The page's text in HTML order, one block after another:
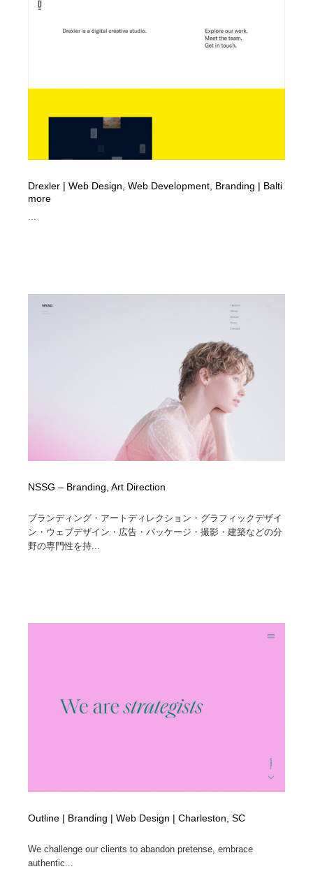
Drexler | Web Design, Web Development, Branding | Balti
more
NSSG – Branding, Art Direction
ブランディング・アートディレクション・グラフィックデザイ
ン・ウェブデザイン・広告・パッケージ・撮影・建築などの分
野の専門性を持...
Outline | Branding | Web Design | Charleston, SC
We challenge our clients to abandon pretense, embrace
authentic...